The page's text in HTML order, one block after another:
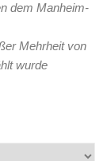
dem Manheim-
Mehrheit von
wurde